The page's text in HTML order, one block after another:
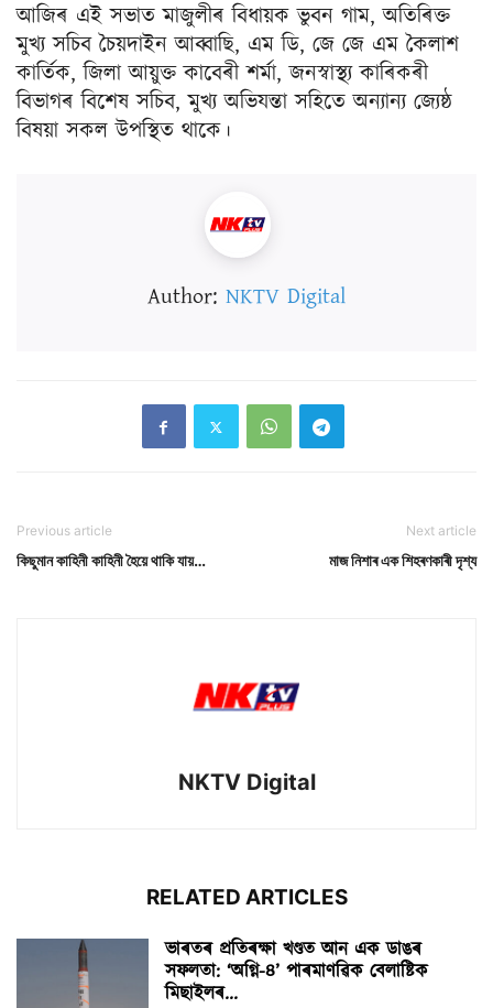
আজিৰ এই সভাত মাজুলীৰ বিধায়ক ভুবন গাম, অতিৰিক্ত
মুখ্য সচিব চৈয়দাইন আব্বাছি, এম ডি, জে জে এম কৈলাশ
কাৰ্তিক, জিলা আয়ুক্ত কাবেৰী শৰ্মা, জনস্বাস্থ্য কাৰিকৰী
বিভাগৰ বিশেষ সচিব, মুখ্য অভিযন্তা সহিতে অন্যান্য জ্যেষ্ঠ
বিষয়া সকল উপস্থিত থাকে।
Author: NKTV Digital
Previous article
কিছুমান কাহিনী কাহিনী হৈয়ে থাকি যায়…
Next article
মাজ নিশাৰ এক শিহৰণকাৰী দৃশ্য
NKTV Digital
RELATED ARTICLES
ভাৰতৰ প্ৰতিৰক্ষা খণ্ডত আন এক ডাঙৰ
সফলতা: ‘অগ্নি-৪’ পাৰমাণৱিক বেলাষ্টিক
মিছাইলৰ...